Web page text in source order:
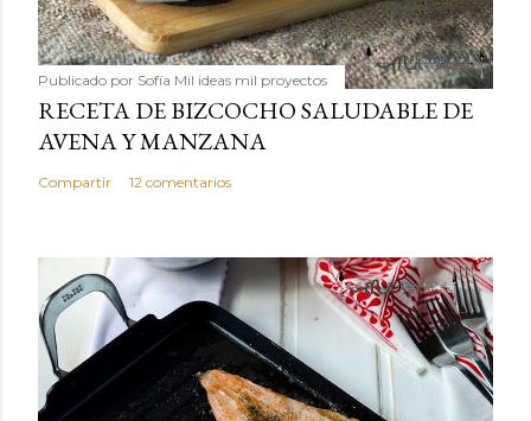
Publicado por Sofía Mil ideas mil proyectos
RECETA DE BIZCOCHO SALUDABLE DE
AVENA Y MANZANA
Compartir 12 comentarios